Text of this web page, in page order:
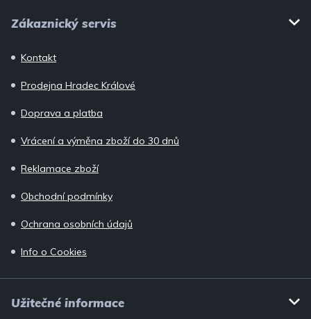
Zákaznický servis
Kontakt
Prodejna Hradec Králové
Doprava a platba
Vrácení a výměna zboží do 30 dnů
Reklamace zboží
Obchodní podmínky
Ochrana osobních údajů
Info o Cookies
Užitečné informace